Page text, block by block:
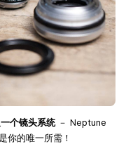
个镜头系统－ Neptune
你的唯一所需！